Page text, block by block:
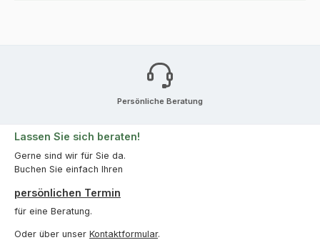
Persönliche Beratung
Lassen Sie sich beraten!
Gerne sind wir für Sie da.
Buchen Sie einfach Ihren
persönlichen Termin
für eine Beratung.
Oder über unser Kontaktformular.